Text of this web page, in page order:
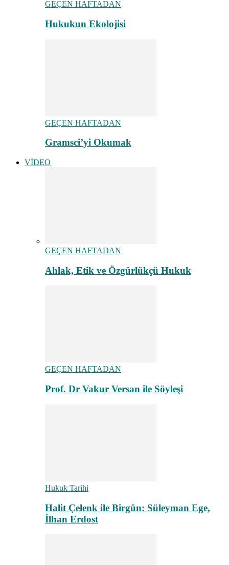
GEÇEN HAFTADAN
Hukukun Ekolojisi
GEÇEN HAFTADAN
Gramsci’yi Okumak
VİDEO
GEÇEN HAFTADAN
Ahlak, Etik ve Özgürlükçü Hukuk
GEÇEN HAFTADAN
Prof. Dr Vakur Versan ile Söyleşi
Hukuk Tarihi
Halit Çelenk ile Birgün: Süleyman Ege,
İlhan Erdost